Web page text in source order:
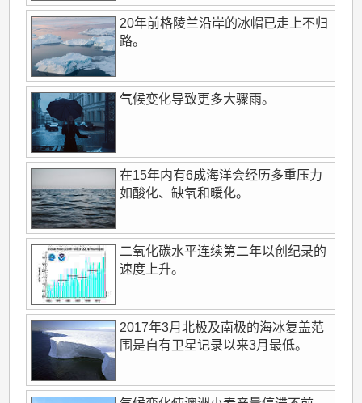
20年前格陵兰沿岸的冰帽已走上不归
路。
气候变化导致更多大骤雨。
在15年内有6成海洋会经历多重压力
如酸化、缺氧和暖化。
二氧化碳水平连续第二年以创纪录的
速度上升。
2017年3月北极及南极的海冰复盖范
围是自有卫星记录以来3月最低。